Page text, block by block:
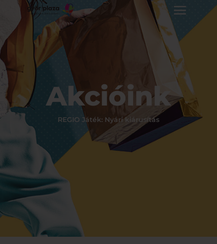
Akcióink
REGIO Játék: Nyári kiárusítás